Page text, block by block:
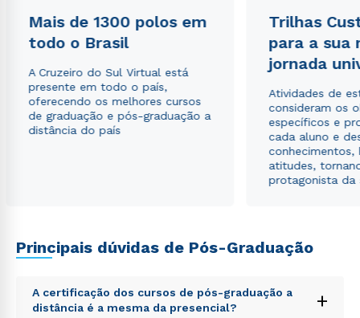
Mais de 1300 polos em
todo o Brasil
A Cruzeiro do Sul Virtual está
presente em todo o país,
oferecendo os melhores cursos
de graduação e pós-graduação a
distância do país
Trilhas
para a sua
jornada
Atividades de
consideram os
específicos e
cada aluno e
conhecimentos,
atitudes,
protagonista da
Principais dúvidas de Pós-Graduação
A certificação dos cursos de pós-graduação a
distância é a mesma da presencial?
+
ou